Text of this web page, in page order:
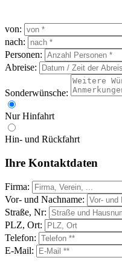
von:
nach:
Personen:
Abreise:
Sonderwünsche:
Nur Hinfahrt
Hin- und Rückfahrt
Ihre Kontaktdaten
Firma:
Vor- und Nachname:
Straße, Nr:
PLZ, Ort:
Telefon:
E-Mail: